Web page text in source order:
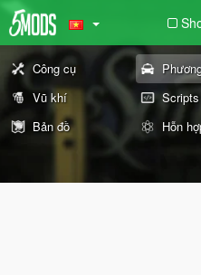
Công cụ
Vũ khí
Scripts
Bản đồ
Hỗn